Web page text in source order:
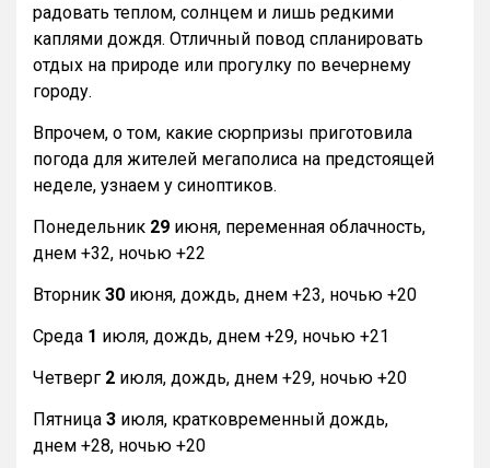
радовать теплом, солнцем и лишь редкими
каплями дождя. Отличный повод спланировать
отдых на природе или прогулку по вечернему
городу.
Впрочем, о том, какие сюрпризы приготовила
погода для жителей мегаполиса на предстоящей
неделе, узнаем у синоптиков.
Понедельник 29 июня, переменная облачность,
днем +32, ночью +22
Вторник 30 июня, дождь, днем +23, ночью +20
Среда 1 июля, дождь, днем +29, ночью +21
Четверг 2 июля, дождь, днем +29, ночью +20
Пятница 3 июля, кратковременный дождь,
днем +28, ночью +20